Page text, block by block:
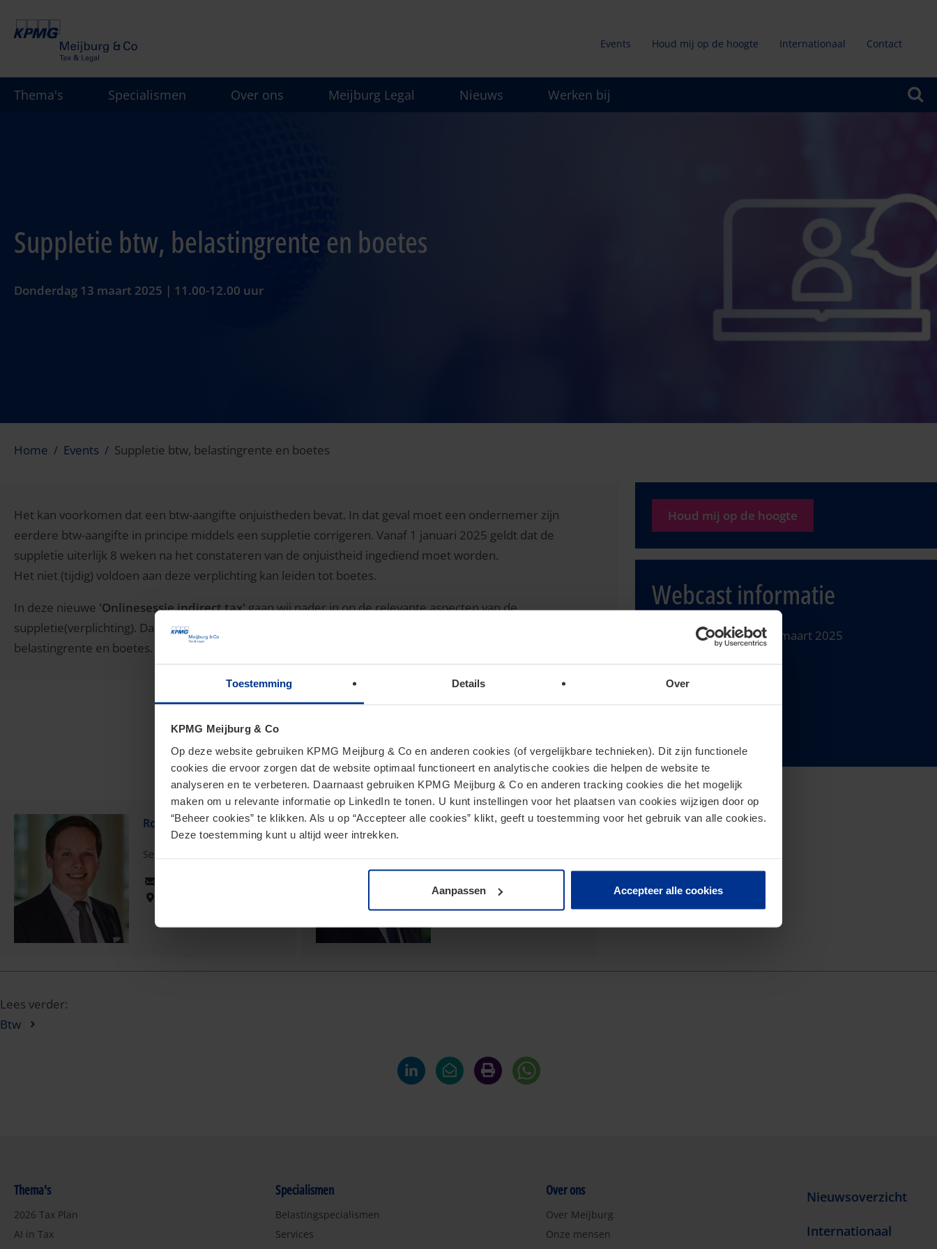
Toestemming Details Over
KPMG Meijburg & Co
Op deze website gebruiken KPMG Meijburg & Co en anderen cookies (of vergelijkbare technieken). Dit zijn functionele
cookies die ervoor zorgen dat de website optimaal functioneert en analytische cookies die helpen de website te
analyseren en te verbeteren. Daarnaast gebruiken KPMG Meijburg & Co en anderen tracking cookies die het mogelijk
maken om u relevante informatie op LinkedIn te tonen. U kunt instellingen voor het plaatsen van cookies wijzigen door op
“Beheer cookies” te klikken. Als u op “Accepteer alle cookies” klikt, geeft u toestemming voor het gebruik van alle cookies.
Deze toestemming kunt u altijd weer intrekken.
Aanpassen Accepteer alle cookies
gaan
Secundair
menu
Events Houd mij op de hoogte Internationaal Contact
Thema's Specialismen Over ons Meijburg Legal Nieuws Werken bij
Suppletie btw, belastingrente en boetes
Donderdag 13 maart 2025 | 11.00-12.00 uur
Home Events Suppletie btw, belastingrente en boetes
Het kan voorkomen dat een btw-aangifte onjuistheden bevat. In dat geval moet een ondernemer zijn
eerdere btw-aangifte in principe middels een suppletie corrigeren. Vanaf 1 januari 2025 geldt dat de
suppletie uiterlijk 8 weken na het constateren van de onjuistheid ingediend moet worden.
Het niet (tijdig) voldoen aan deze verplichting kan leiden tot boetes.
In deze nieuwe 'Onlinesessie indirect tax'gaan wij nader in op de relevante aspecten van de
suppletie(verplichting). Daarnaast besteden wij aandacht aan de mogelijke gevolgen van suppleties voor de
belastingrente en boetes.
Houd mij op de hoogte
Webcast informatie
: Donderdag 13 maart 2025
Deelname
Robin Zwijnenburg
Senior Manager
Mathijs Horsthuis
Meijburg Eindhoven
Lees verder:
Btw
Thema's
2026 Tax Plan
AI in Tax
Specialismen
Belastingspecialismen
Services
Over ons
Over Meijburg
Onze mensen
Nieuwsoverzicht
Internationaal